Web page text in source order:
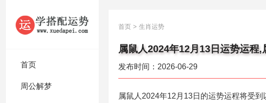
首页
周公解梦
首页 > 生肖运势
属鼠人2024年12月13日运势运程
发布时间：2026-06-29
属鼠人2024年12月13日的运势运程将受